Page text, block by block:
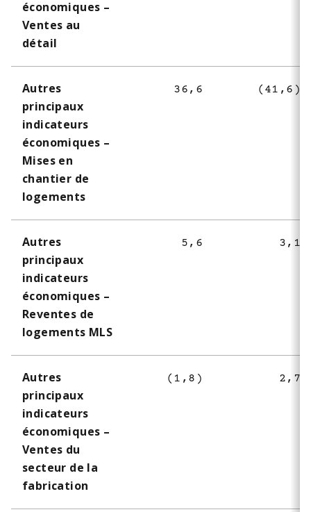
économiques –
Ventes au
détail
Autres
principaux
indicateurs
économiques –
Mises en
chantier de
logements
36,6 (41,6)
Autres
principaux
indicateurs
économiques –
Reventes de
logements MLS
5,6 3,1
Autres
principaux
indicateurs
économiques –
Ventes du
secteur de la
fabrication
(1,8) 2,7